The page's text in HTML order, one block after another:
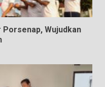
Porsenap, Wujudkan